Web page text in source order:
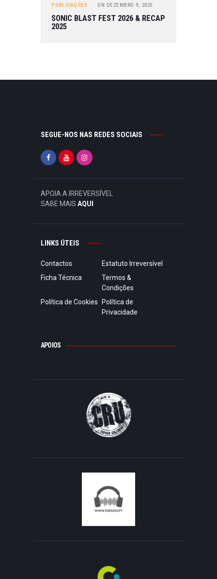
PUBLICAÇÕES
ON DEZEMBRO 9, 2025
SONIC BLAST FEST 2026 & RECAP
2025
SEGUE-NOS NAS REDES SOCIAIS
APOIA A IRREVERSÍVEL
SABE MAIS AQUI
LINKS ÚTEIS
Contactos
Estatuto Irreversível
Ficha Técnica
Termos &
Condições
Política de Cookies
Política de
Privacidade
APOIOS